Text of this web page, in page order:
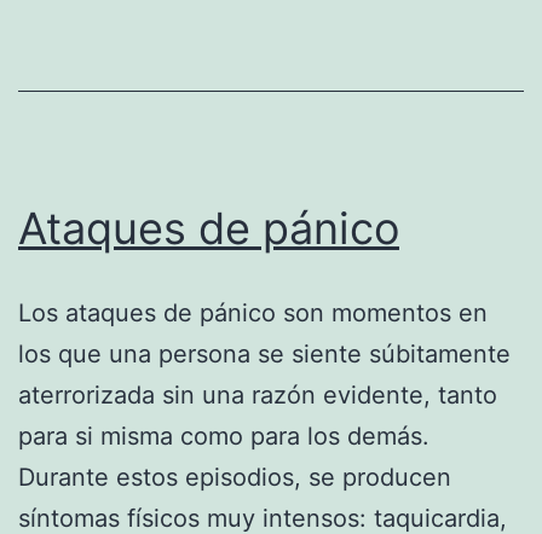
Ataques de pánico
Los ataques de pánico son momentos en
los que una persona se siente súbitamente
aterrorizada sin una razón evidente, tanto
para si misma como para los demás.
Durante estos episodios, se producen
síntomas físicos muy intensos: taquicardia,